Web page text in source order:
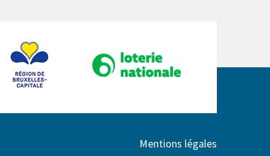
Mentions légales